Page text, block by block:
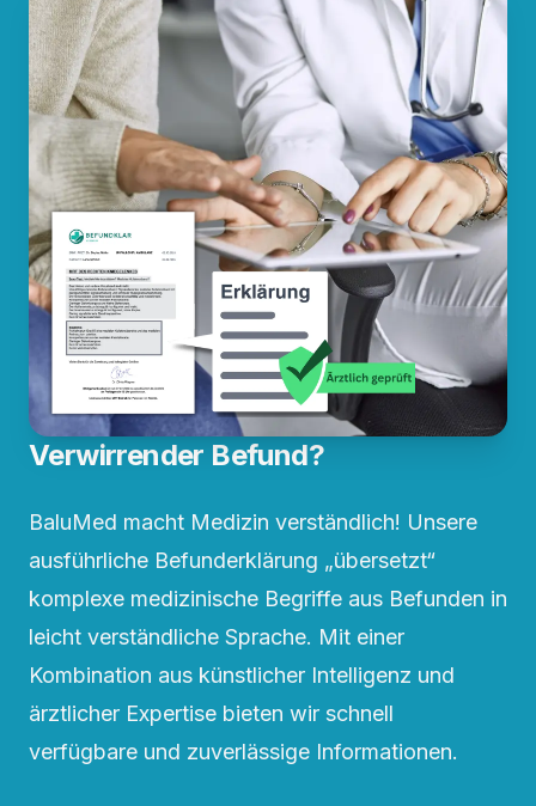
Verwirrender Befund?
BaluMed macht Medizin verständlich! Unsere
ausführliche Befunderklärung „übersetzt“
komplexe medizinische Begriffe aus Befunden in
leicht verständliche Sprache. Mit einer
Kombination aus künstlicher Intelligenz und
ärztlicher Expertise bieten wir schnell
verfügbare und zuverlässige Informationen.